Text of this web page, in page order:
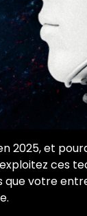
et
ces
que votre